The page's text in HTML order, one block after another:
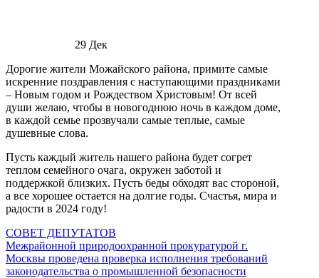
29 Дек
Дорогие жители Можайского района, примите самые
искренние поздравления с наступающими праздниками
– Новым годом и Рождеством Христовым! От всей
души желаю, чтобы в новогоднюю ночь в каждом доме,
в каждой семье прозвучали самые теплые, самые
душевные слова.
Пусть каждый житель нашего района будет согрет
теплом семейного очага, окружен заботой и
поддержкой близких. Пусть беды обходят вас стороной,
а все хорошее остается на долгие годы. Счастья, мира и
радости в 2024 году!
СОВЕТ ДЕПУТАТОВ
Межрайонной природоохранной прокуратурой г.
Москвы проведена проверка исполнения требований
законодательства о промышленной безопасности